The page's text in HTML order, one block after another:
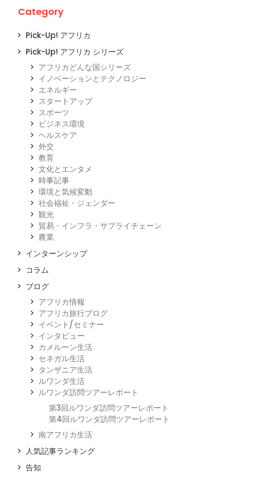
Category
Pick-Up! アフリカ
Pick-Up! アフリカ シリーズ
アフリカどんな国シリーズ
イノベーションとテクノロジー
エネルギー
スタートアップ
スポーツ
ビジネス環境
ヘルスケア
外交
教育
文化とエンタメ
時事記事
環境と気候変動
社会福祉・ジェンダー
観光
貿易・インフラ・サプライチェーン
農業
インターンシップ
コラム
ブログ
アフリカ情報
アフリカ旅行ブログ
イベント/セミナー
インタビュー
カメルーン生活
セネガル生活
タンザニア生活
ルワンダ生活
ルワンダ訪問ツアーレポート
第3回ルワンダ訪問ツアーレポート
第4回ルワンダ訪問ツアーレポート
南アフリカ生活
人気記事ランキング
告知